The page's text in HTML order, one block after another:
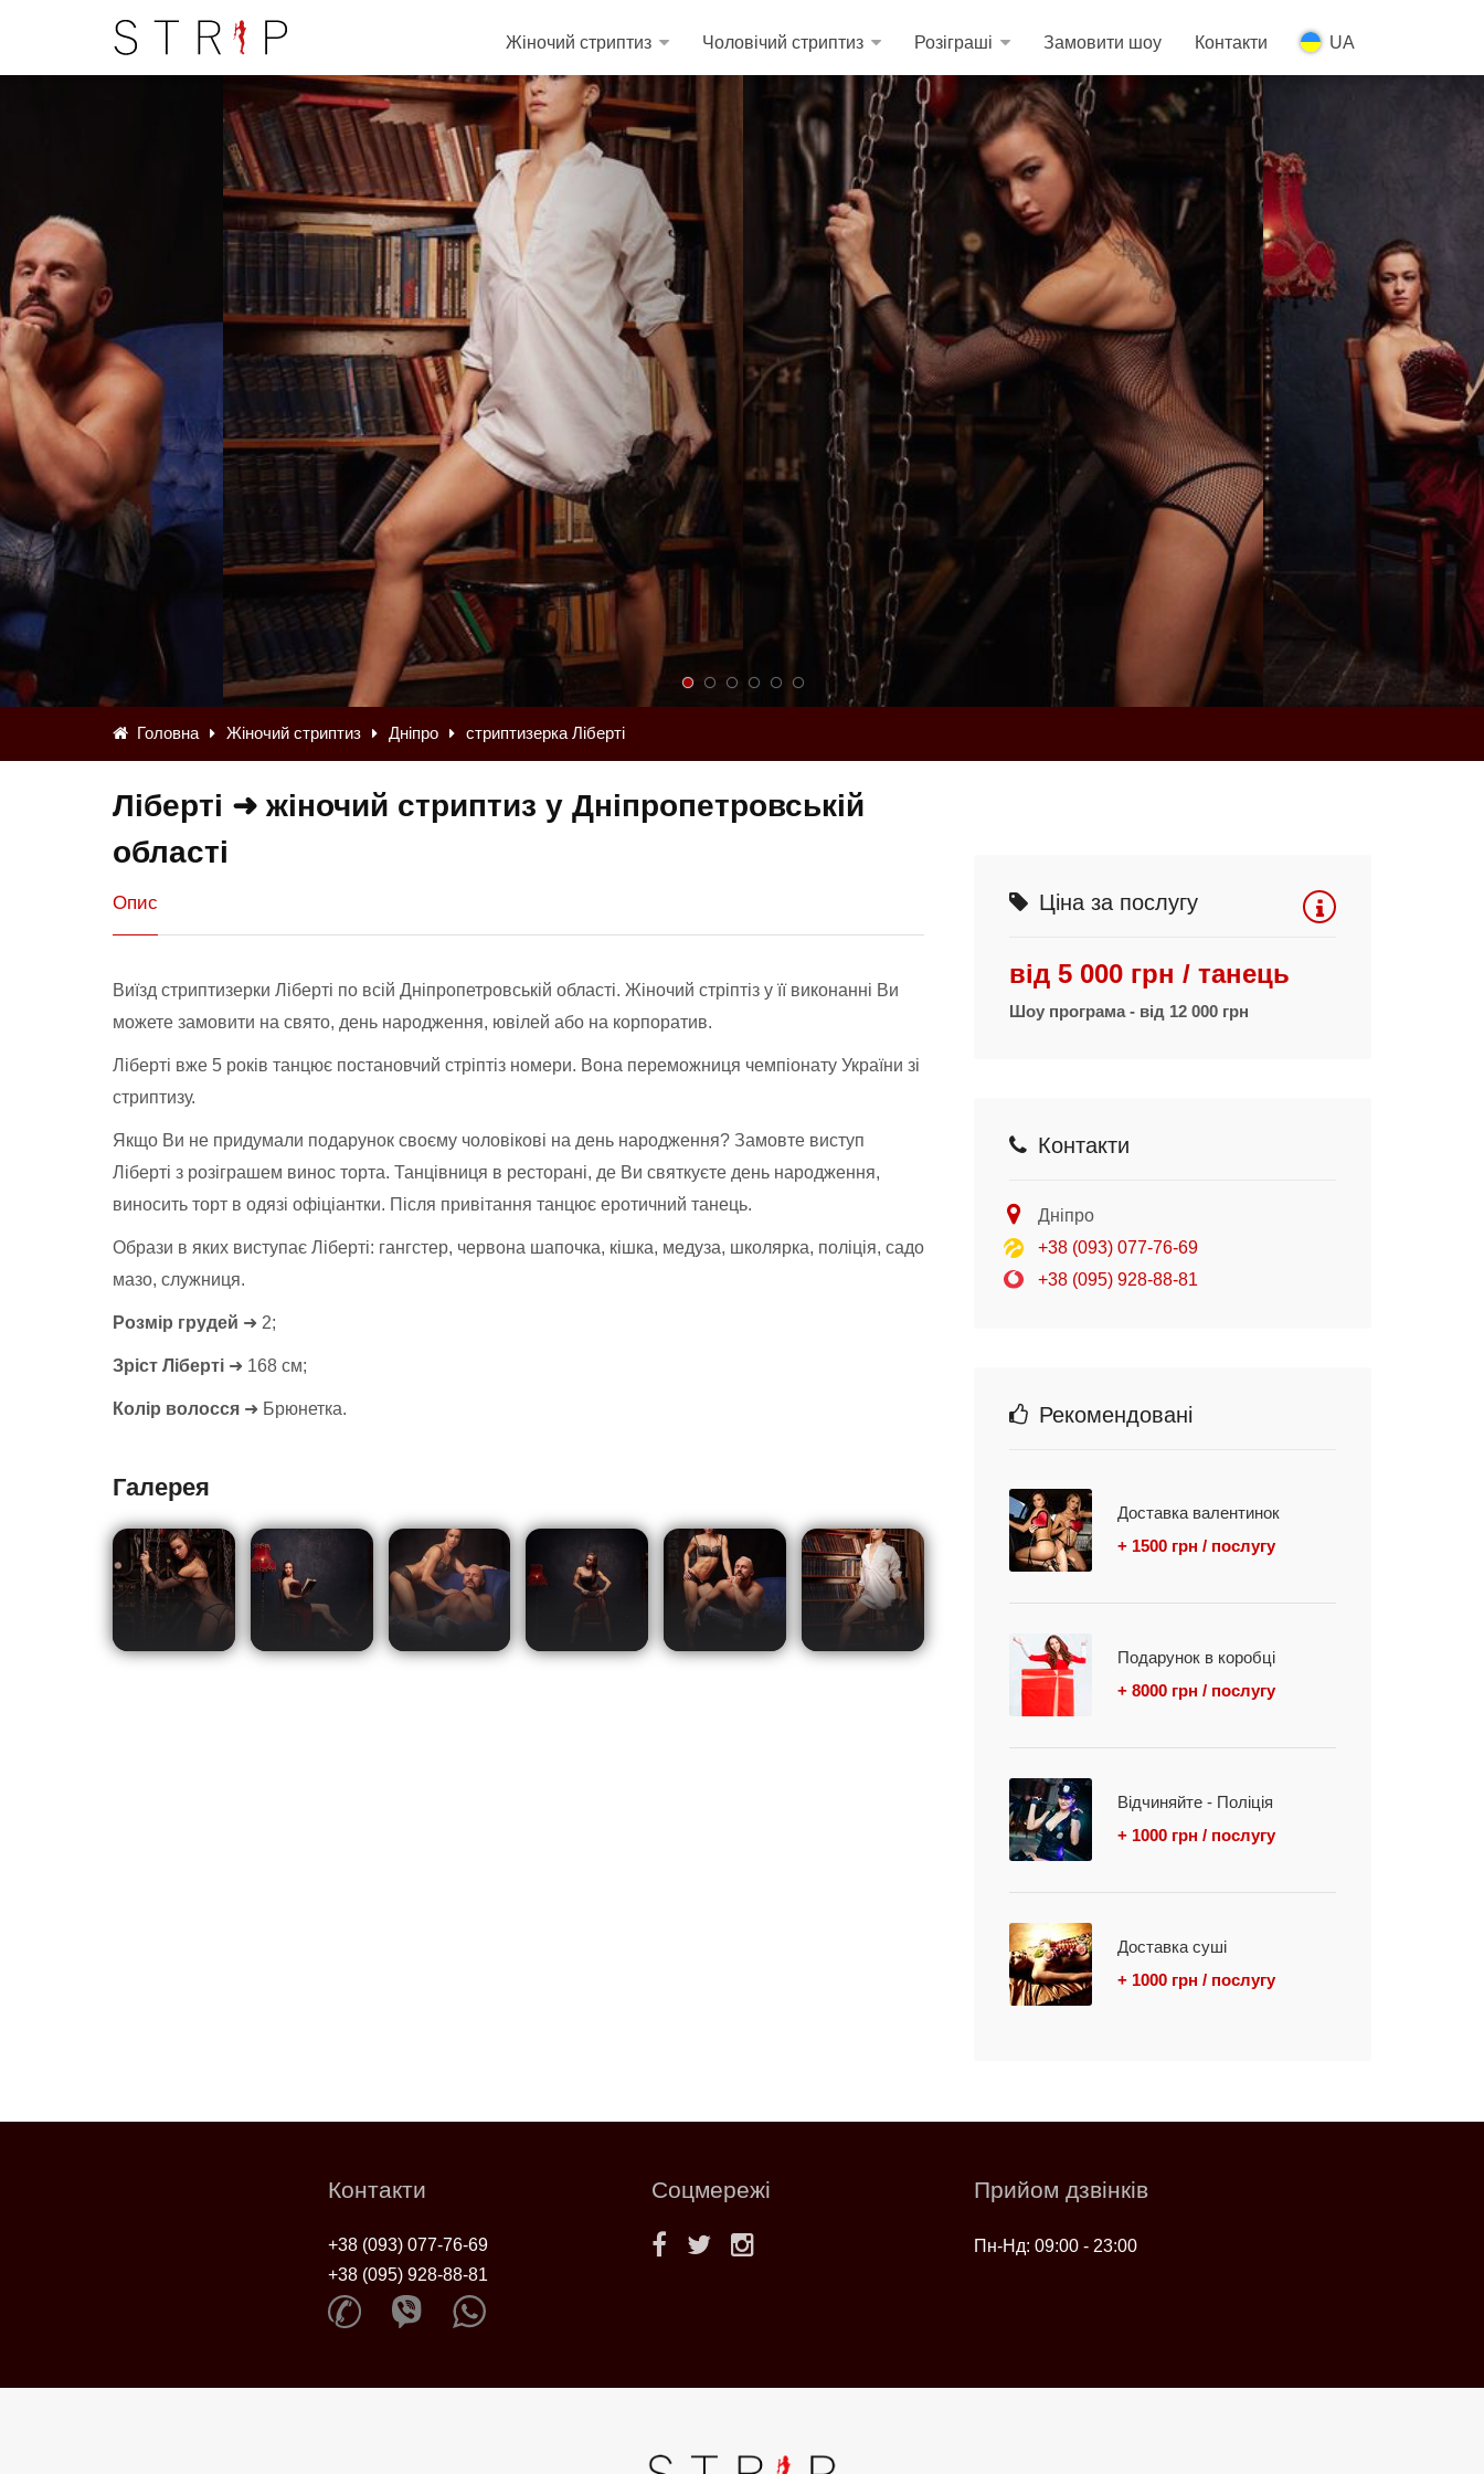
Жіночий стриптиз Чоловічий стриптиз Розіграші Замовити шоу Контакти UA
Головна Жіночий стриптиз Дніпро стриптизерка Ліберті
Ліберті ➜ жіночий стриптиз у Дніпропетровській
області
Опис
Виїзд стриптизерки Ліберті по всій Дніпропетровській області. Жіночий стріптіз у її виконанні Ви
можете замовити на свято, день народження, ювілей або на корпоратив.
Ліберті вже 5 років танцює постановчий стріптіз номери. Вона переможниця чемпіонату України зі
стриптизу.
Якщо Ви не придумали подарунок своєму чоловікові на день народження? Замовте виступ
Ліберті з розіграшем винос торта. Танцівниця в ресторані, де Ви святкуєте день народження,
виносить торт в одязі офіціантки. Після привітання танцює еротичний танець.
Образи в яких виступає Ліберті: гангстер, червона шапочка, кішка, медуза, школярка, поліція, садо
мазо, служниця.
Розмір грудей ➜ 2;
Зріст Ліберті ➜ 168 см;
Колір волосся ➜ Брюнетка.
Галерея
Ціна за послугу
від 5 000 грн / танець
Шоу програма - від 12 000 грн
Контакти
Дніпро
+38 (093) 077-76-69
+38 (095) 928-88-81
Рекомендовані
Доставка валентинок
+ 1500 грн / послугу
Подарунок в коробці
+ 8000 грн / послугу
Відчиняйте - Поліція
+ 1000 грн / послугу
Доставка суші
+ 1000 грн / послугу
Контакти
+38 (093) 077-76-69
+38 (095) 928-88-81
Соцмережі Прийом дзвінків
Пн-Нд: 09:00 - 23:00